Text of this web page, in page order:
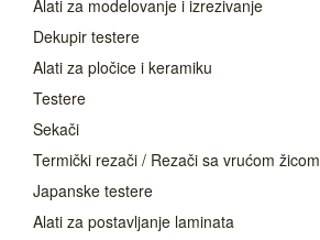
Alati za modelovanje i izrezivanje
Dekupir testere
Alati za pločice i keramiku
Testere
Sekači
Termički rezači / Rezači sa vrućom žicom
Japanske testere
Alati za postavljanje laminata